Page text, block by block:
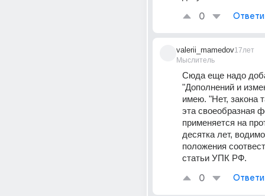
0
valerii_mamedov
Мыслитель
17лет
Сюда еще надо
"Дополнений и
имею. "Нет, закона
эта своеобразная
применяется на
десятка лет,
положения
статьи УПК РФ.
0